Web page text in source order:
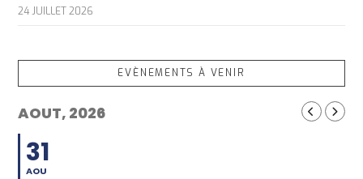
24 JUILLET 2026
EVÈNEMENTS À VENIR
AOUT, 2026
31
AOU